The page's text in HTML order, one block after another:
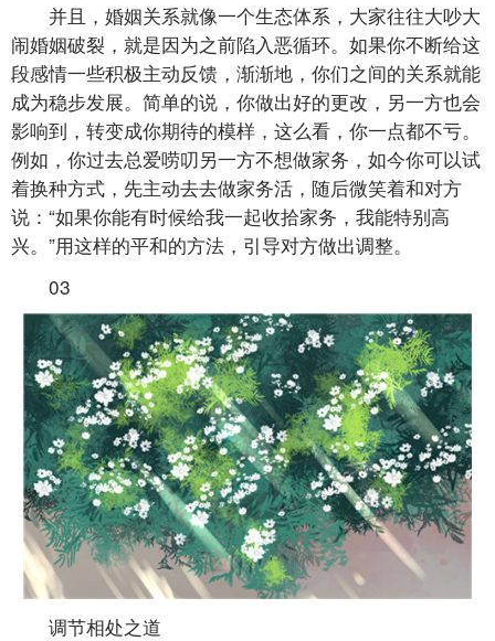
并且，婚姻关系就像一个生态体系，大家往往大吵大
闹婚姻破裂，就是因为之前陷入恶循环。如果你不断给这
段感情一些积极主动反馈，渐渐地，你们之间的关系就能
成为稳步发展。简单的说，你做出好的更改，另一方也会
影响到，转变成你期待的模样，这么看，你一点都不亏。
例如，你过去总爱唠叨另一方不想做家务，如今你可以试
着换种方式，先主动去去做家务活，随后微笑着和对方
说：“如果你能有时候给我一起收拾家务，我能特别高
兴。”用这样的平和的方法，引导对方做出调整。
03
调节相处之道